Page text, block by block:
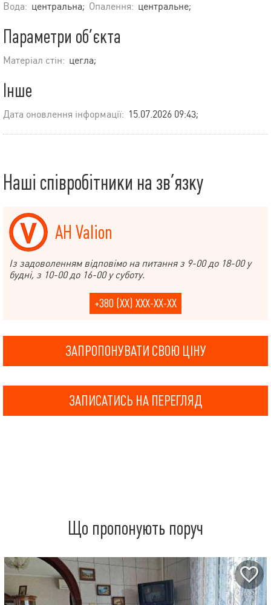
Вода: центральна; Опалення: центральне;
Параметри об’єкта
Матеріал стін: цегла;
Інше
Дата оновлення інформації: 15.07.2026 09:43;
Наші співробітники на зв’язку
АН Valion
Із задоволенням відповімо на питання з 9-00 до 18-00 у
будні, з 10-00 до 16-00 у суботу.
+380 (XX) XXX-XX-XX
ЗАПРОПОНУВАТИ СВОЮ ЦІНУ
ЗАПИСАТИСЬ НА ПЕРЕГЛЯД
Що пропонують поруч